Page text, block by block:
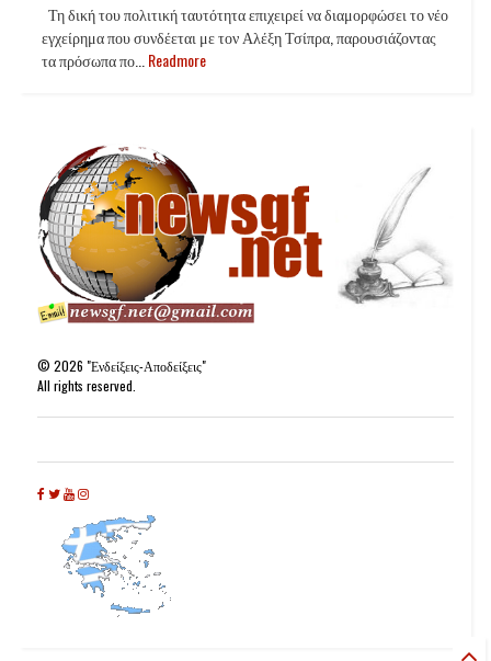
Τη δική του πολιτική ταυτότητα επιχειρεί να διαμορφώσει το νέο
εγχείρημα που συνδέεται με τον Αλέξη Τσίπρα, παρουσιάζοντας
τα πρόσωπα πο... Readmore
©2026 "Ενδείξεις-Αποδείξεις"
All rights reserved.